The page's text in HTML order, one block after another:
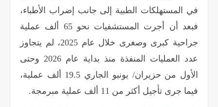
في المستهلكات الطبية إلى جانب إضراب الأطباء،
فبعد أن أجرت المستشفيات نحو 65 ألف عملية
جراحية كبرى وصغرى خلال عام 2025، لم يتجاوز
عدد العمليات المنفذة منذ بداية عام 2026 وحتى
الأول من حزيران/ يونيو الجاري 19.5 ألف عملية،
فيما جرى تأجيل أكثر من 11 ألف عملية مبرمجة
.